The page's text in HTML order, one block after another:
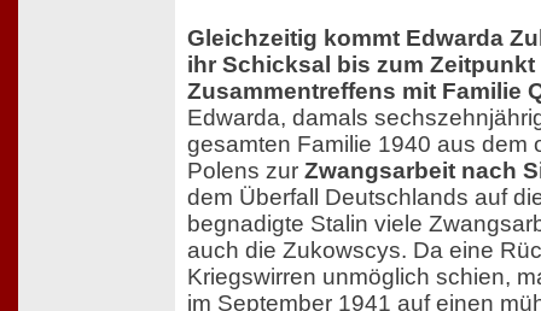
Gleichzeitig kommt Edwarda
ihr Schicksal bis zum Zeitpunkt
Zusammentreffens mit Familie
Edwarda, damals
gesamten Familie 1940 aus dem
Polens zur Zwangsarbeit nach
dem Überfall Deutschlands auf
begnadigte Stalin viele
auch die Zukowscys. Da eine
Kriegswirren unmöglich schien,
im September 1941 auf einen